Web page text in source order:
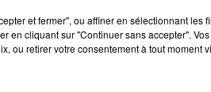
et fermer", ou affiner en sélectionnant les
en cliquant sur "Continuer sans accepter".
ou retirer votre consentement à tout moment